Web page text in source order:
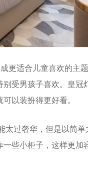
更适合儿童喜欢的主题
受男孩子喜欢。皇冠
可以装扮得更好看。
太过奢华，但是以简
一些小柜子，这样更加